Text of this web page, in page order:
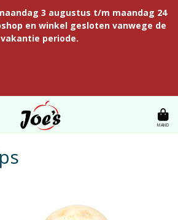
3 augustus t/m maandag 24
en winkel gesloten vanwege de
vakantie periode.
MAND